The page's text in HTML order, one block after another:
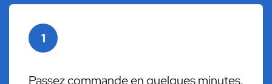
1
Passez commande en quelques minutes.